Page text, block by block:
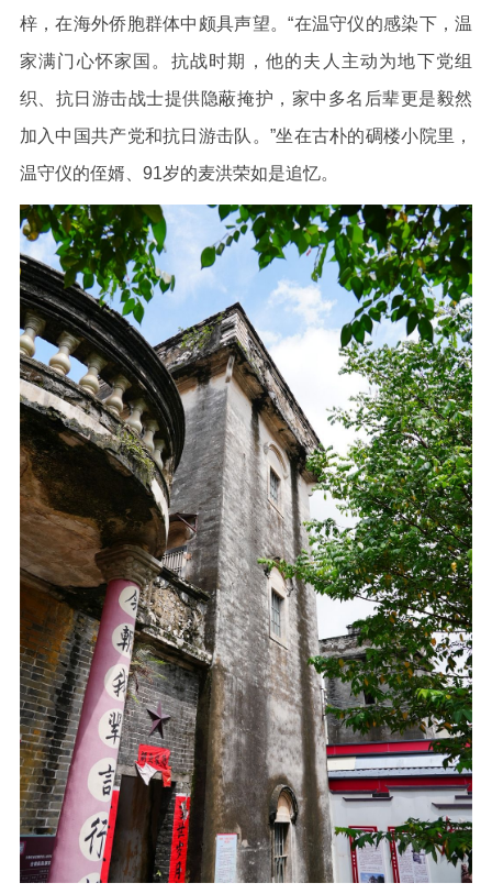
梓，在海外侨胞群体中颇具声望。“在温守仪的感染下，温
家满门心怀家国。抗战时期，他的夫人主动为地下党组
织、抗日游击战士提供隐蔽掩护，家中多名后辈更是毅然
加入中国共产党和抗日游击队。”坐在古朴的碉楼小院里，
温守仪的侄婿、91岁的麦洪荣如是追忆。